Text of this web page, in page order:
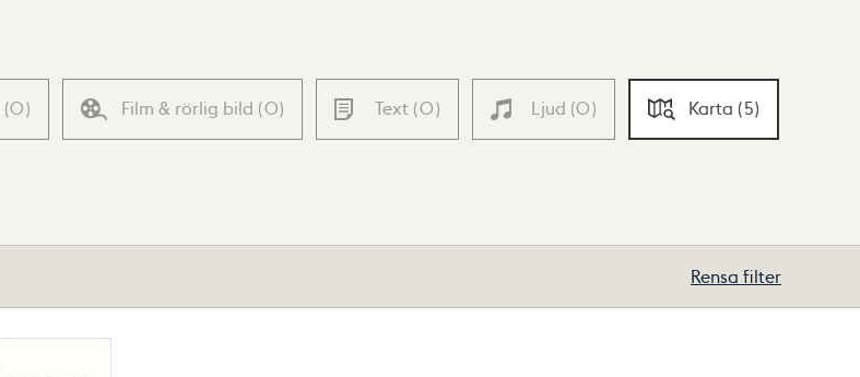
(0) Film & rörlig bild (0) Text (0) Ljud (0) Karta (5)
Rensa filter